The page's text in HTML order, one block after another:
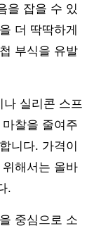
을 잡을 수 있
더 딱딱하게
부식을 유발
나 실리콘 스프
찰을 줄여주
니다. 가격이
해서는 올바
.
중심으로 소